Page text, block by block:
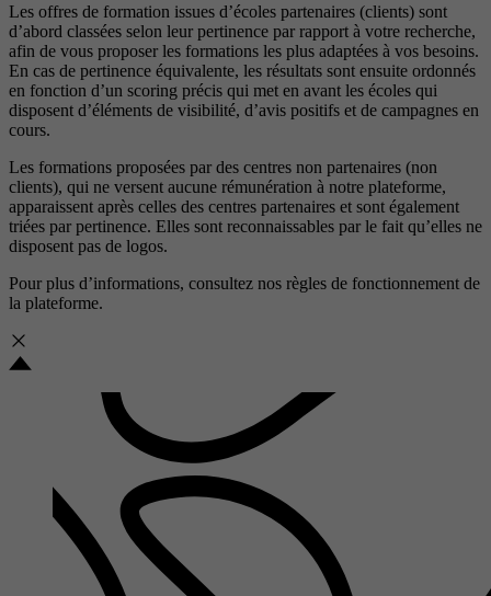
Les offres de formation issues d’écoles partenaires (clients) sont
d’abord classées selon leur pertinence par rapport à votre recherche,
afin de vous proposer les formations les plus adaptées à vos besoins.
En cas de pertinence équivalente, les résultats sont ensuite ordonnés
en fonction d’un scoring précis qui met en avant les écoles qui
disposent d’éléments de visibilité, d’avis positifs et de campagnes en
cours.
Les formations proposées par des centres non partenaires (non
clients), qui ne versent aucune rémunération à notre plateforme,
apparaissent après celles des centres partenaires et sont également
triées par pertinence. Elles sont reconnaissables par le fait qu’elles ne
disposent pas de logos.
Pour plus d’informations, consultez nos règles de fonctionnement de
la plateforme.